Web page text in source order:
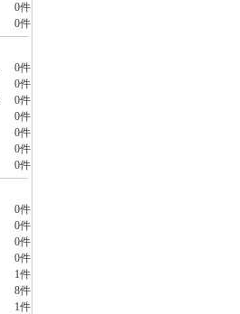
0件
0件
0件
0件
0件
0件
0件
0件
0件
0件
0件
0件
0件
1件
8件
1件